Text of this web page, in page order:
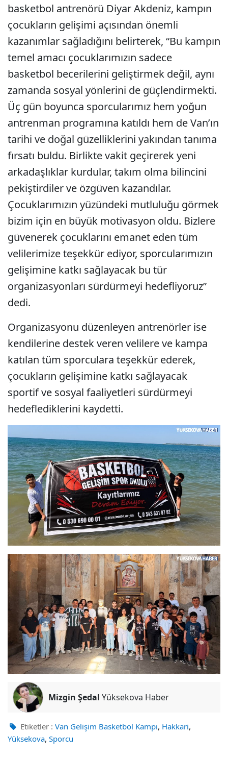
basketbol antrenörü Diyar Akdeniz, kampın
çocukların gelişimi açısından önemli
kazanımlar sağladığını belirterek, “Bu kampın
temel amacı çocuklarımızın sadece
basketbol becerilerini geliştirmek değil, aynı
zamanda sosyal yönlerini de güçlendirmekti.
Üç gün boyunca sporcularımız hem yoğun
antrenman programına katıldı hem de Van’ın
tarihi ve doğal güzelliklerini yakından tanıma
fırsatı buldu. Birlikte vakit geçirerek yeni
arkadaşlıklar kurdular, takım olma bilincini
pekiştirdiler ve özgüven kazandılar.
Çocuklarımızın yüzündeki mutluluğu görmek
bizim için en büyük motivasyon oldu. Bizlere
güvenerek çocuklarını emanet eden tüm
velilerimize teşekkür ediyor, sporcularımızın
gelişimine katkı sağlayacak bu tür
organizasyonları sürdürmeyi hedefliyoruz”
dedi.
Organizasyonu düzenleyen antrenörler ise
kendilerine destek veren velilere ve kampa
katılan tüm sporculara teşekkür ederek,
çocukların gelişimine katkı sağlayacak
sportif ve sosyal faaliyetleri sürdürmeyi
hedeflediklerini kaydetti.
Mizgin Şedal Yüksekova Haber
Etiketler : Van Gelişim Basketbol Kampı, Hakkari,
Yüksekova, Sporcu